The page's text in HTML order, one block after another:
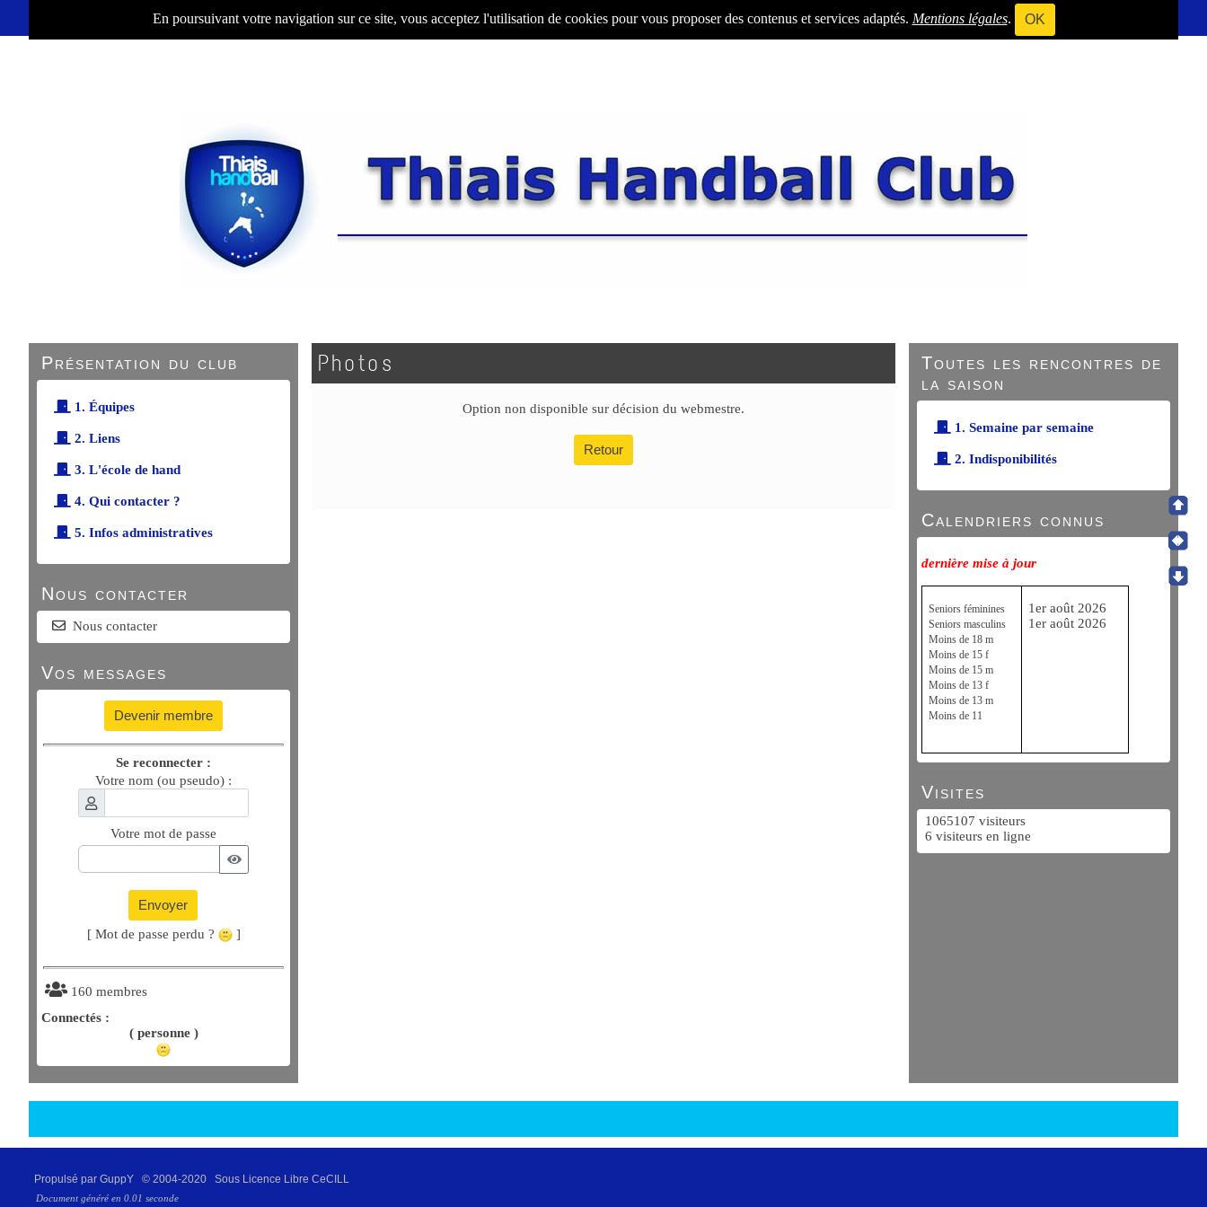
En poursuivant votre navigation sur ce site, vous acceptez l'utilisation de cookies pour vous proposer des contenus et services adaptés. Mentions légales. OK
Présentation du club
1. Équipes
2. Liens
3. L'école de hand
4. Qui contacter ?
5. Infos administratives
Nous contacter
Nous contacter
Vos messages
Devenir membre
Se reconnecter :
Votre nom (ou pseudo) :
Votre mot de passe
Envoyer
[ Mot de passe perdu ? ]
160 membres
Connectés :
( personne )
Photos
Option non disponible sur décision du webmestre.
Retour
Toutes les rencontres de
la saison
1. Semaine par semaine
2. Indisponibilités
Calendriers connus
dernière mise à jour
Seniors féminines
Seniors masculins
Moins de 18 m
Moins de 15 f
Moins de 15 m
Moins de 13 f
Moins de 13 m
Moins de 11
1er août 2026
1er août 2026
Visites
1065107 visiteurs
6 visiteurs en ligne
Propulsé par GuppY © 2004-2020 Sous Licence Libre CeCILL
Document généré en 0.01 seconde